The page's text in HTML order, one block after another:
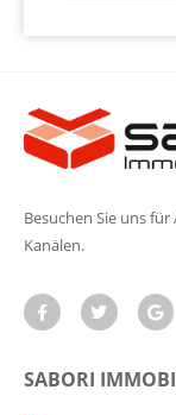
Besuchen Sie uns
Kanälen.
SABORI